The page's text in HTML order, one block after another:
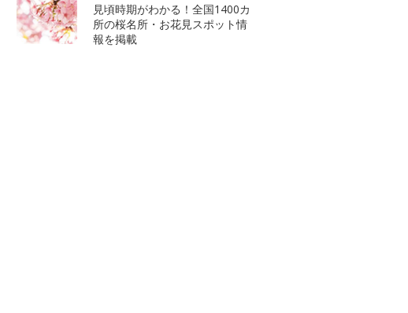
見頃時期がわかる！全国1400カ
所の桜名所・お花見スポット情
報を掲載